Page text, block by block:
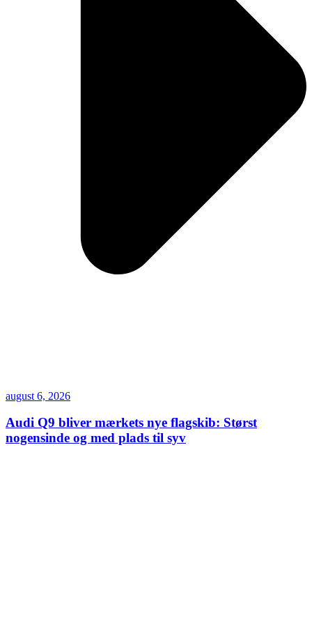
august 6, 2026
Audi Q9 bliver mærkets nye flagskib: Størst
nogensinde og med plads til syv